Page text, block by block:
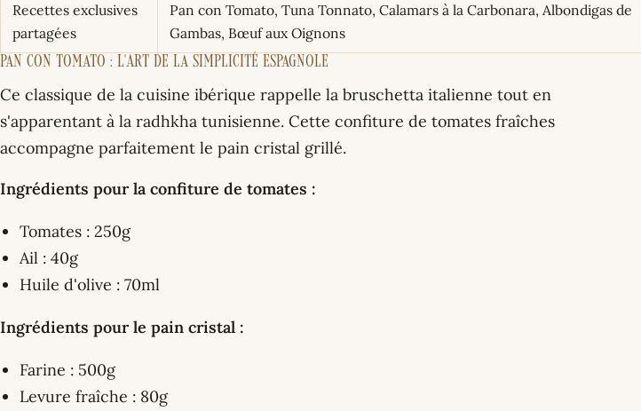
Recettes exclusives
partagées
Pan con Tomato, Tuna Tonnato, Calamars à la Carbonara, Albondigas de
Gambas, Bœuf aux Oignons
Pan con Tomato : L'Art de la Simplicité Espagnole
Ce classique de la cuisine ibérique rappelle la bruschetta italienne tout en
s'apparentant à la radhkha tunisienne. Cette confiture de tomates fraîches
accompagne parfaitement le pain cristal grillé.
Ingrédients pour la confiture de tomates :
Tomates : 250g
Ail : 40g
Huile d'olive : 70ml
Ingrédients pour le pain cristal :
Farine : 500g
Levure fraîche : 80g